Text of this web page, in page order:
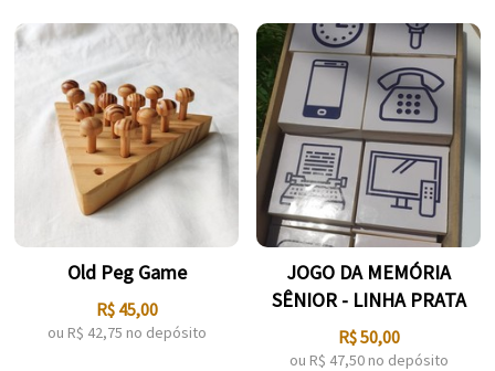
Old Peg Game
R$ 45,00
ou R$ 42,75 no depósito
JOGO DA MEMÓRIA
SÊNIOR - LINHA PRATA
R$50,00
ou R$ 47,50 no depósito